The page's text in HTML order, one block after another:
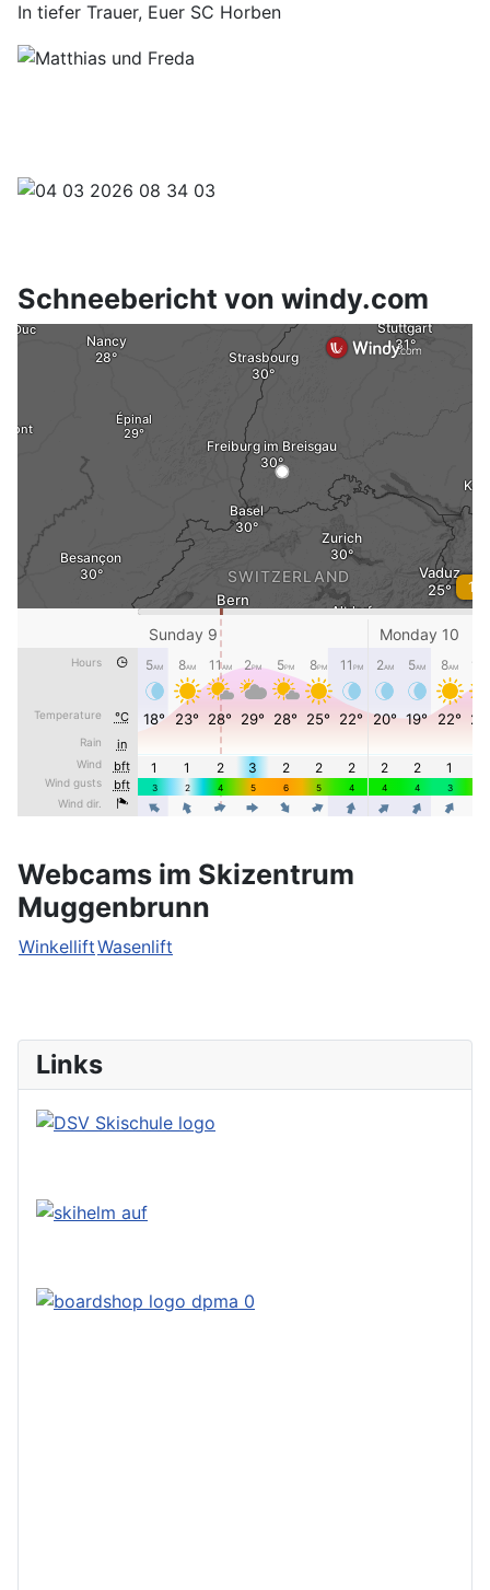
In tiefer Trauer, Euer SC Horben
Schneebericht von windy.com
Webcams im Skizentrum
Muggenbrunn
WinkelliftWasenlift
Links